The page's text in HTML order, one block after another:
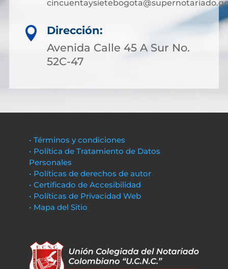

Dirección:
Avenida Calle 45 A Sur No.
52C-47
• Términos y condiciones
• Política de Tratamiento de Datos
Personales
• Políticas de derechos de autor
• Certificado de Accesibilidad
• Políticas de Privacidad Web
• Mapa del Sitio